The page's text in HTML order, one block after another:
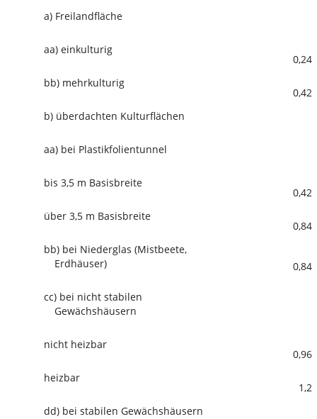
a) Freilandfläche
aa) einkulturig
0,24
bb) mehrkulturig
0,42
b) überdachten Kulturflächen
aa) bei Plastikfolientunnel
bis 3,5 m Basisbreite
0,42
über 3,5 m Basisbreite
0,84
bb) bei Niederglas (Mistbeete,
Erdhäuser)
0,84
cc) bei nicht stabilen
Gewächshäusern
nicht heizbar
0,96
heizbar
1,2
dd) bei stabilen Gewächshäusern